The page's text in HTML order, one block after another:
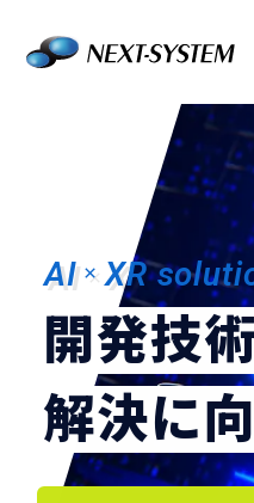
AI × XR
開発技
解決に